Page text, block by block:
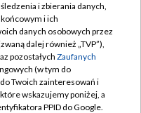
TVP
i zbierania danych,
i ich
danych osobowych przez
dalej również „TVP”),
pozostałych Zaufanych
(w tym do
Twoich zainteresowań i
wskazujemy poniżej, a
PPID do Google.